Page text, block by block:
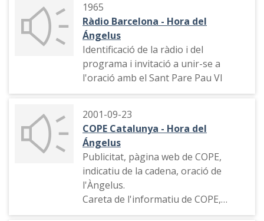
1965
Ràdio Barcelona - Hora del
Ángelus
Identificació de la ràdio i del
programa i invitació a unir-se a
l'oració amb el Sant Pare Pau VI
2001-09-23
COPE Catalunya - Hora del
Ángelus
Publicitat, pàgina web de COPE,
indicatiu de la cadena, oració de
l'Àngelus.
Careta de l'informatiu de COPE,
informació de les dades de l'atur,